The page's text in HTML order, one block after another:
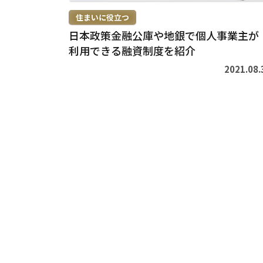
住まいに役立つ
日本政策金融公庫や地銀で個人事業主が
利用できる融資制度を紹介